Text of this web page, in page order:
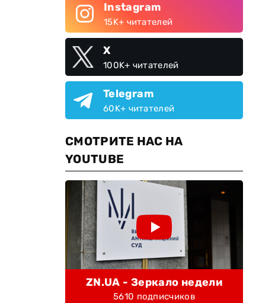
Instagram
15K+ читателей
X
100K+ читателей
Telegram
60K+ читателей
СМОТРИТЕ НАС НА
YOUTUBE
ZN.UA - Зеркало недели
5610 подписчиков